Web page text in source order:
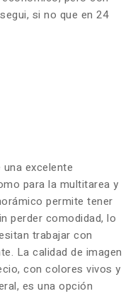
si no que en 24
excelente
para la multitarea y
permite tener
perder comodidad, lo
trabajar con
La calidad de imagen
con colores vivos y
es una opción